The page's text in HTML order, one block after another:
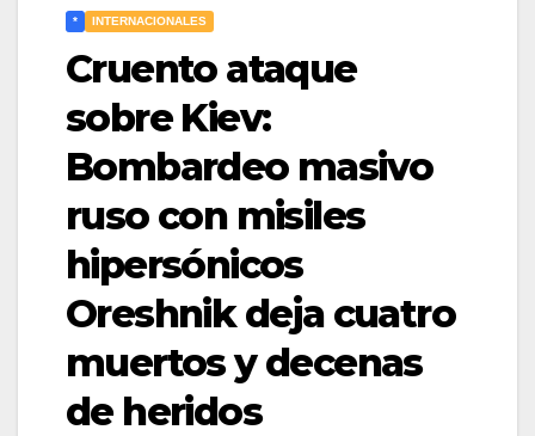
* INTERNACIONALES
Cruento ataque
sobre Kiev:
Bombardeo masivo
ruso con misiles
hipersónicos
Oreshnik deja cuatro
muertos y decenas
de heridos